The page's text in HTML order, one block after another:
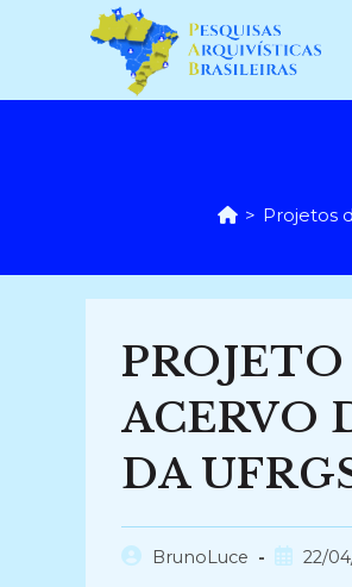
conteúdo
> Projetos
ACERVO
DA
AutorBrunoLuce
Post22/